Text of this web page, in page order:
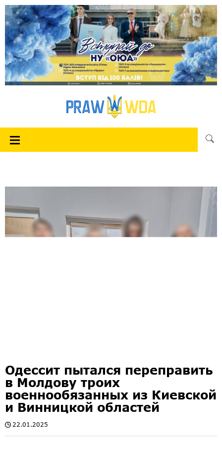
Одессит пытался переправить
в Молдову троих
военнообязанных из Киевской
и Винницкой областей
22.01.2025